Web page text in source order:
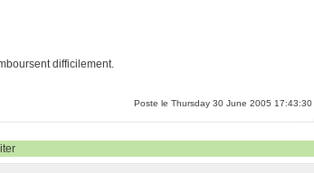
difficilement.
Poste le Thursday 30 June 2005 17:43:30